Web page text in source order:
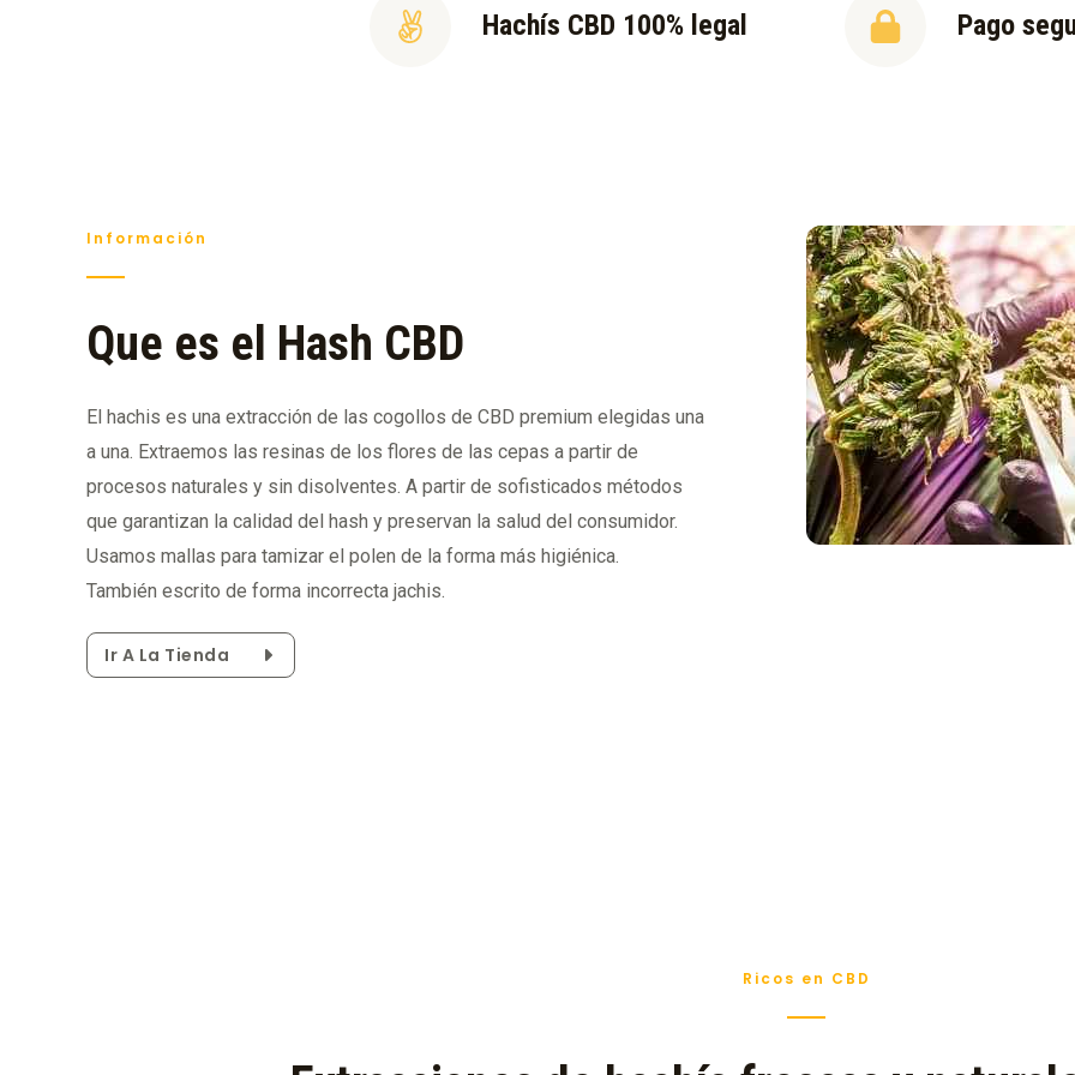
Hachís CBD 100% legal Pago
Información
Que es el Hash CBD
El hachis es una extracción de las cogollos de CBD premium elegidas una
a una. Extraemos las resinas de los flores de las cepas a partir de
procesos naturales y sin disolventes. A partir de sofisticados métodos
que garantizan la calidad del hash y preservan la salud del consumidor.
Usamos mallas para tamizar el polen de la forma más higiénica.
También escrito de forma incorrecta jachis.
Ir A La Tienda
Ricos en CBD